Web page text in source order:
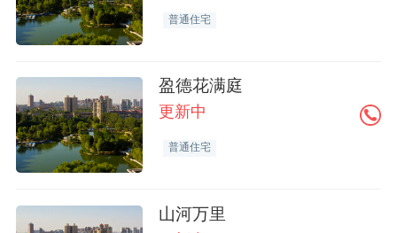
普通住宅
盈德花满庭
更新中
普通住宅
山河万里